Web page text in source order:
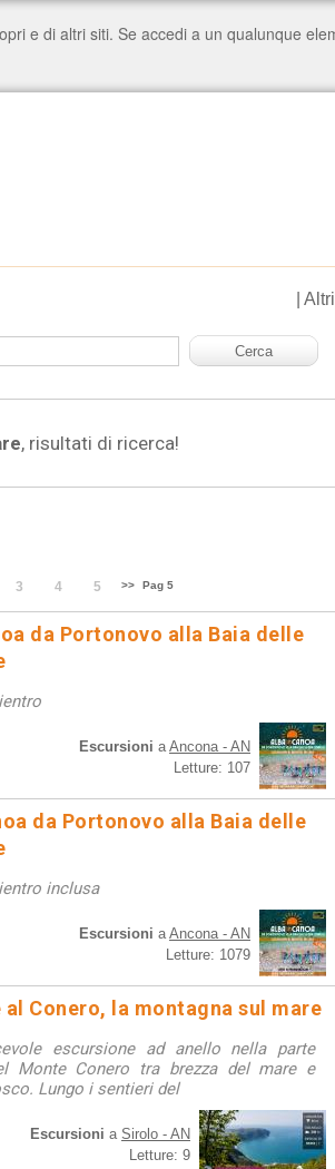
Altri
, risultati di ricerca!
3 4 5 >> Pag 5
da Portonovo alla Baia delle
Escursioni aAncona - AN
Letture: 107
da Portonovo alla Baia delle
inclusa
Escursioni aAncona - AN
Letture: 1079
al Conero, la montagna sul mare
escursione ad anello nella parte
Monte Conero tra brezza del mare e
Lungo i sentieri del
Escursioni a Sirolo - AN
Letture: 9